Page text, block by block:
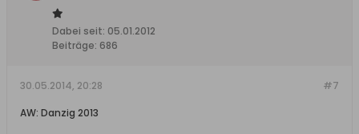
Dabei seit: 05.01.2012
Beiträge: 686
#7
30.05.2014, 20:28
AW: Danzig 2013